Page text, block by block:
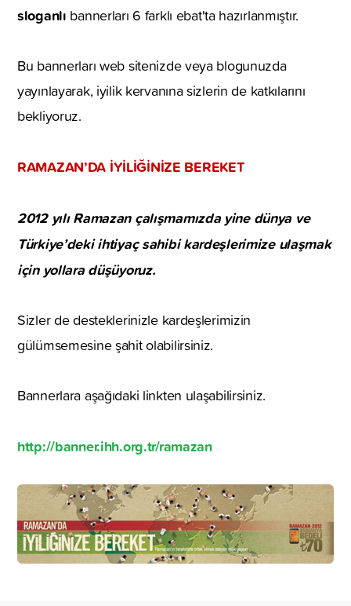
sloganlı bannerları 6 farklı ebat'ta hazırlanmıştır.
Bu bannerları web sitenizde veya blogunuzda
yayınlayarak, iyilik kervanına sizlerin de katkılarını
bekliyoruz.
RAMAZAN’DA İYİLİĞİNİZE BEREKET
2012 yılı Ramazan çalışmamızda yine dünya ve
Türkiye’deki ihtiyaç sahibi kardeşlerimize ulaşmak
için yollara düşüyoruz.
Sizler de desteklerinizle kardeşlerimizin
gülümsemesine şahit olabilirsiniz.
Bannerlara aşağıdaki linkten ulaşabilirsiniz.
http://banner.ihh.org.tr/ramazan